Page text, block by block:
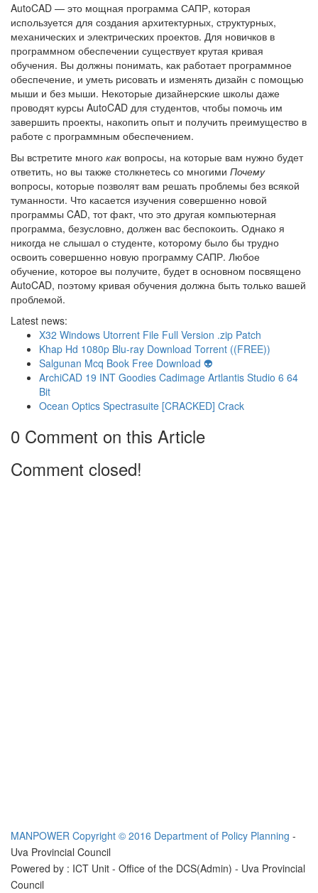
AutoCAD — это мощная программа САПР, которая
используется для создания архитектурных, структурных,
механических и электрических проектов. Для новичков в
программном обеспечении существует крутая кривая
обучения. Вы должны понимать, как работает программное
обеспечение, и уметь рисовать и изменять дизайн с помощью
мыши и без мыши. Некоторые дизайнерские школы даже
проводят курсы AutoCAD для студентов, чтобы помочь им
завершить проекты, накопить опыт и получить преимущество в
работе с программным обеспечением.
Вы встретите много как вопросы, на которые вам нужно будет
ответить, но вы также столкнетесь со многими Почему
вопросы, которые позволят вам решать проблемы без всякой
туманности. Что касается изучения совершенно новой
программы CAD, тот факт, что это другая компьютерная
программа, безусловно, должен вас беспокоить. Однако я
никогда не слышал о студенте, которому было бы трудно
освоить совершенно новую программу САПР. Любое
обучение, которое вы получите, будет в основном посвящено
AutoCAD, поэтому кривая обучения должна быть только вашей
проблемой.
Latest news:
X32 Windows Utorrent File Full Version .zip Patch
Khap Hd 1080p Blu-ray Download Torrent ((FREE))
Salgunan Mcq Book Free Download 👽
ArchiCAD 19 INT Goodies Cadimage Artlantis Studio 6 64
Bit
Ocean Optics Spectrasuite [CRACKED] Crack
0 Comment on this Article
Comment closed!
MANPOWER Copyright © 2016 Department of Policy Planning -
Uva Provincial Council
Powered by : ICT Unit - Office of the DCS(Admin) - Uva Provincial
Council